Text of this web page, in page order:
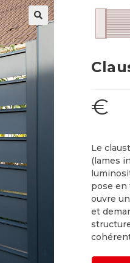
🔍
€
Le
(lames
pose en
ouvre
et